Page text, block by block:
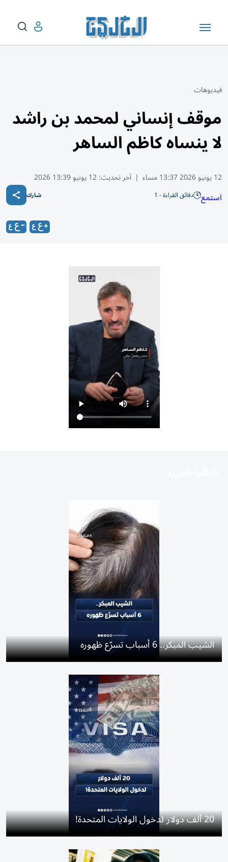
فيديوهات
موقف إنساني لمحمد بن راشد
لا ينساه كاظم الساهر
12 يونيو 2026 13:37 مساء | آخر تحديث:12 يونيو 13:39 2026
استمع دقائق القراءة - 1 شارك
الشيب المبكر.. 6 أسباب تسرّع ظهوره
20 ألف دولار لدخول الولايات المتحدة!